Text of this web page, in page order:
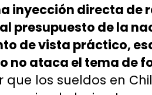
inyección directa de
presupuesto de la
de vista práctico,
no ataca el tema de
que los sueldos en